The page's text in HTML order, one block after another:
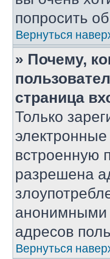
попросить
Вернуться
» Почему,
страница
Только
встроенную
разрешена
анонимными
адресов
Вернуться